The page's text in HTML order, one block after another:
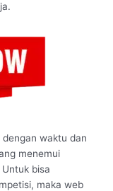
waktu dan
menemui
bisa
maka web